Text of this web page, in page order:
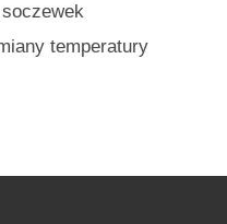
temperatury